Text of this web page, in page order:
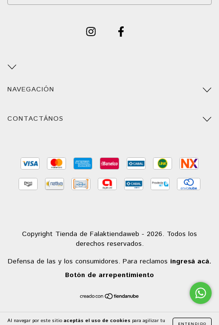
Al navegar por este sitio aceptás el uso de cookies para agilizar tu
ENTENDIDO
NAVEGACIÓN
CONTACTÁNOS
Copyright Tienda de Falaktiendaweb - 2026. Todos los
derechos reservados.
Defensa de las y los consumidores. Para reclamos ingresá acá.
Botón de arrepentimiento